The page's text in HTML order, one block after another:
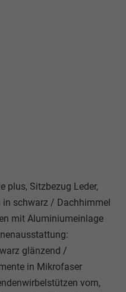
plus, Sitzbezug Leder,
schwarz / Dachhimmel
mit Aluminiumeinlage
glänzend /
in Mikrofaser
vorn,